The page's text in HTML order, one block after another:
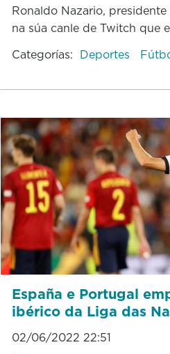
Ronaldo Nazario,
na súa canle de Twitch que
Categorías: Deportes
España e Portugal
ibérico da Liga das
02/06/2022 22:51